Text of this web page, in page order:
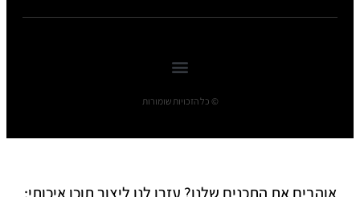
© כל הזכויות שומורות